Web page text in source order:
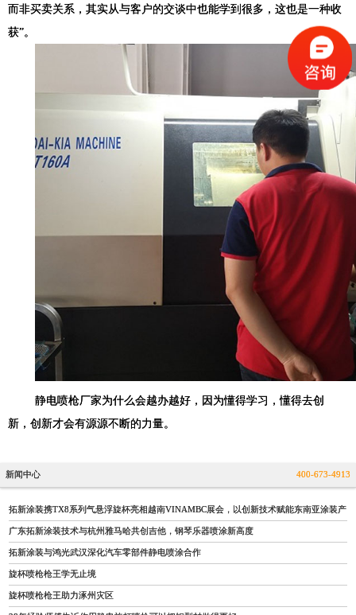
而非买卖关系，其实从与客户的交谈中也能学到很多，这也是一种收
获”。
静电喷枪厂家为什么会越办越好，因为懂得学习，懂得去创
新，创新才会有源源不断的力量。
新闻中心 400-673-4913
拓新涂装携TX8系列气悬浮旋杯亮相越南VINAMBC展会，以创新技术赋能东南亚涂装产
广东拓新涂装技术与杭州雅马哈共创吉他，钢琴乐器喷涂新高度
拓新涂装与鸿光武汉深化汽车零部件静电喷涂合作
旋杯喷枪枪王学无止境
旋杯喷枪枪王助力涿州灾区